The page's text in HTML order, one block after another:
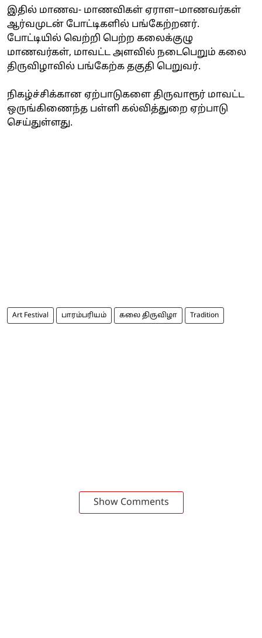
இதில் மாணவ- மாணவிகள் ஏராள–மாணவர்கள்
ஆர்வமுடன் போட்டிகளில் பங்கேற்றனர்.
போட்டியில் வெற்றி பெற்ற கலைக்குழு
மாணவர்கள், மாவட்ட அளவில் நடைபெறும் கலை
திருவிழாவில் பங்கேற்க தகுதி பெறுவர்.
நிகழ்ச்சிக்கான ஏற்பாடுகளை திருவாரூர் மாவட்ட
ஒருங்கிணைந்த பள்ளி கல்வித்துறை ஏற்பாடு
செய்துள்ளது.
Art Festival பாரம்பரியம் கலை திருவிழா Tradition
Show Comments